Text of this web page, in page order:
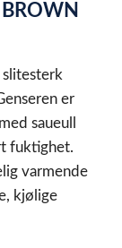
BROWN
er
saueull
fuktighet.
varmende
kjølige